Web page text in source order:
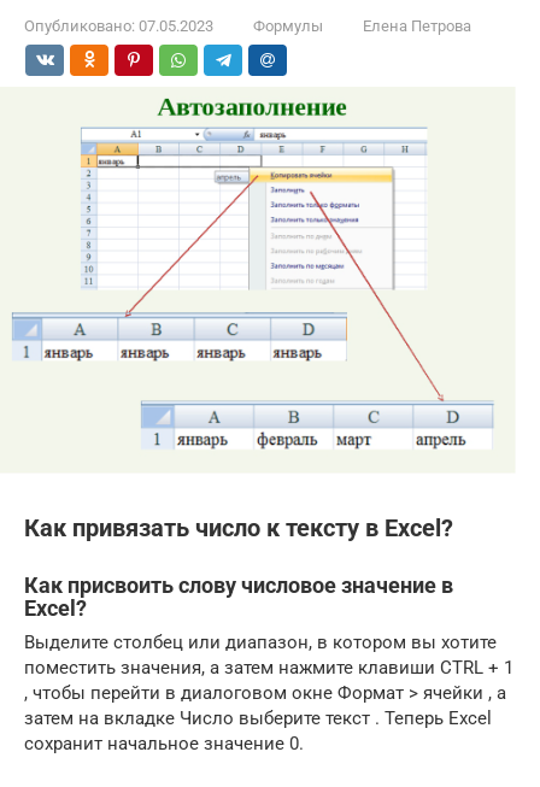
Опубликовано: 07.05.2023 Формулы Елена Петрова
Как привязать число к тексту в Excel?
Как присвоить слову числовое значение в
Excel?
Выделите столбец или диапазон, в котором вы хотите
поместить значения, а затем нажмите клавиши CTRL + 1
, чтобы перейти в диалоговом окне Формат > ячейки , а
затем на вкладке Число выберите текст . Теперь Excel
сохранит начальное значение 0.